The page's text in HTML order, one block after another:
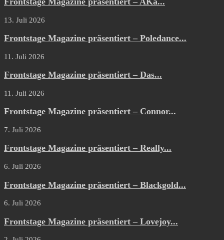
13. Juli 2026
Frontstage Magazine präsentiert – Poledance...
11. Juli 2026
Frontstage Magazine präsentiert – Das...
11. Juli 2026
Frontstage Magazine präsentiert – Connor...
7. Juli 2026
Frontstage Magazine präsentiert – Really...
6. Juli 2026
Frontstage Magazine präsentiert – Blackgold...
6. Juli 2026
Frontstage Magazine präsentiert – Lovejoy...